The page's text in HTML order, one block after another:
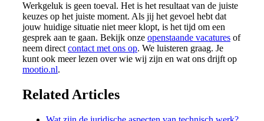
Werkgeluk is geen toeval. Het is het resultaat van de juiste
keuzes op het juiste moment. Als jij het gevoel hebt dat
jouw huidige situatie niet meer klopt, is het tijd om een
gesprek aan te gaan. Bekijk onze openstaande vacatures of
neem direct contact met ons op. We luisteren graag. Je
kunt ook meer lezen over wie wij zijn en wat ons drijft op
mootio.nl.
Related Articles